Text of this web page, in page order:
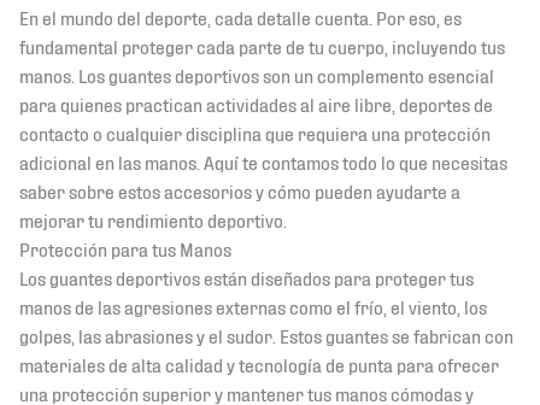
En el mundo del deporte, cada detalle cuenta. Por eso, es
fundamental proteger cada parte de tu cuerpo, incluyendo tus
manos. Los guantes deportivos son un complemento esencial
para quienes practican actividades al aire libre, deportes de
contacto o cualquier disciplina que requiera una protección
adicional en las manos. Aquí te contamos todo lo que necesitas
saber sobre estos accesorios y cómo pueden ayudarte a
mejorar tu rendimiento deportivo.
Protección para tus Manos
Los guantes deportivos están diseñados para proteger tus
manos de las agresiones externas como el frío, el viento, los
golpes, las abrasiones y el sudor. Estos guantes se fabrican con
materiales de alta calidad y tecnología de punta para ofrecer
una protección superior y mantener tus manos cómodas y